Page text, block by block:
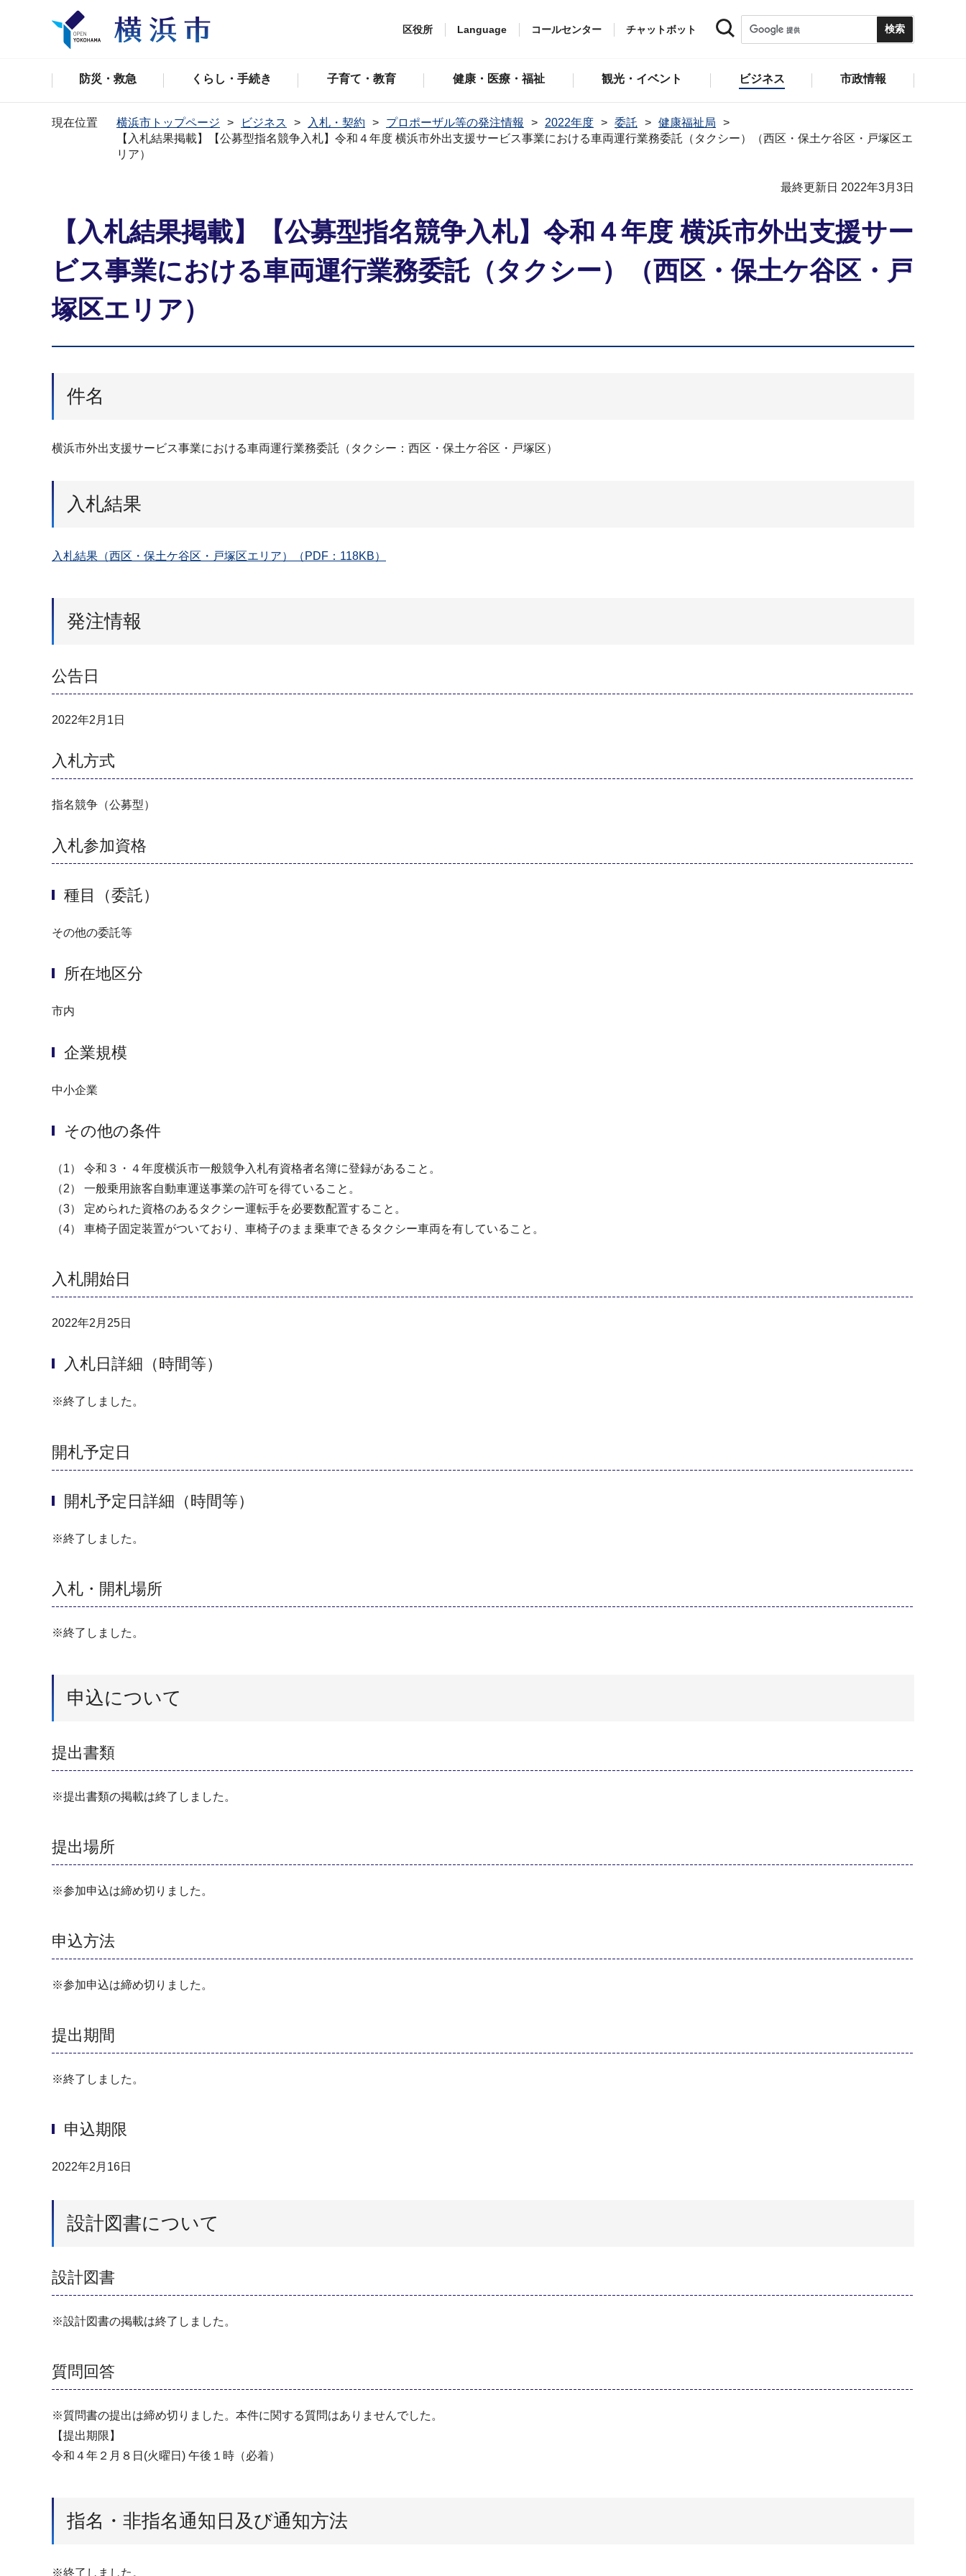
区役所 Language コールセンター チャットボット
防災・救急 くらし・手続き 子育て・教育 健康・医療・福祉 観光・イベント ビジネス 市政情報
現在位置 横浜市トップページ ビジネス 入札・契約 プロポーザル等の発注情報 2022年度 委託
健康福祉局
【入札結果掲載】【公募型指名競争⼊札】令和４年度 横浜市外出⽀援サービス事業における⾞両運⾏業務委託（タクシー）（西区・保土ケ谷区・戸塚区エ
リア）
最終更新日 2022年3月3日
【入札結果掲載】【公募型指名競争⼊札】令和４年度 横浜市外出⽀援サー
ビス事業における⾞両運⾏業務委託（タクシー）（西区・保土ケ谷区・戸
塚区エリア）
件名
横浜市外出⽀援サービス事業における⾞両運⾏業務委託（タクシー：西区・保土ケ谷区・戸塚区）
入札結果
入札結果（西区・保土ケ谷区・戸塚区エリア）（PDF：118KB）
発注情報
公告日
2022年2月1日
入札方式
指名競争（公募型）
入札参加資格
種目（委託）
その他の委託等
所在地区分
市内
企業規模
中小企業
その他の条件
（1） 令和３・４年度横浜市⼀般競争⼊札有資格者名簿に登録があること。
（2） ⼀般乗⽤旅客⾃動⾞運送事業の許可を得ていること。
（3） 定められた資格のあるタクシー運転⼿を必要数配置すること。
（4） ⾞椅⼦固定装置がついており、⾞椅⼦のまま乗⾞できるタクシー⾞両を有していること。
入札開始日
2022年2月25日
入札日詳細（時間等）
※終了しました。
開札予定日
開札予定日詳細（時間等）
※終了しました。
入札・開札場所
※終了しました。
申込について
提出書類
※提出書類の掲載は終了しました。
提出場所
※参加申込は締め切りました。
申込方法
※参加申込は締め切りました。
提出期間
※終了しました。
申込期限
2022年2月16日
設計図書について
設計図書
※設計図書の掲載は終了しました。
質問回答
※質問書の提出は締め切りました。本件に関する質問はありませんでした。
【提出期限】
令和４年２⽉８⽇(⽕曜⽇) 午後１時（必着）
指名・非指名通知日及び通知方法
※終了しました。